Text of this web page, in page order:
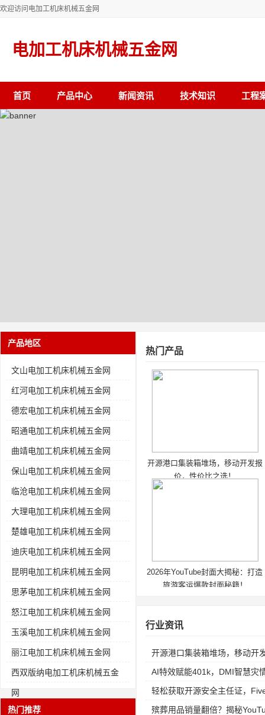
欢迎访问电加工机床机械五金网
电加工机床机械五金网
首页 产品中心 新闻资讯 技术知识 工程
产品地区
文山电加工机床机械五金网
红河电加工机床机械五金网
德宏电加工机床机械五金网
昭通电加工机床机械五金网
曲靖电加工机床机械五金网
保山电加工机床机械五金网
临沧电加工机床机械五金网
大理电加工机床机械五金网
楚雄电加工机床机械五金网
迪庆电加工机床机械五金网
昆明电加工机床机械五金网
思茅电加工机床机械五金网
怒江电加工机床机械五金网
玉溪电加工机床机械五金网
丽江电加工机床机械五金网
西双版纳电加工机床机械五金
网
热门推荐
热门产品
开源港口集装箱堆场，移动开发报
价，性价比之选！
2026年YouTube封面大揭秘：打造
旅游客运爆款封面秘籍！
行业资讯
开源港口集装箱堆场，移动开
AI特效赋能401k，DMI智慧灾
轻松获取开源安全主任证，
殡葬用品销量翻倍？揭秘